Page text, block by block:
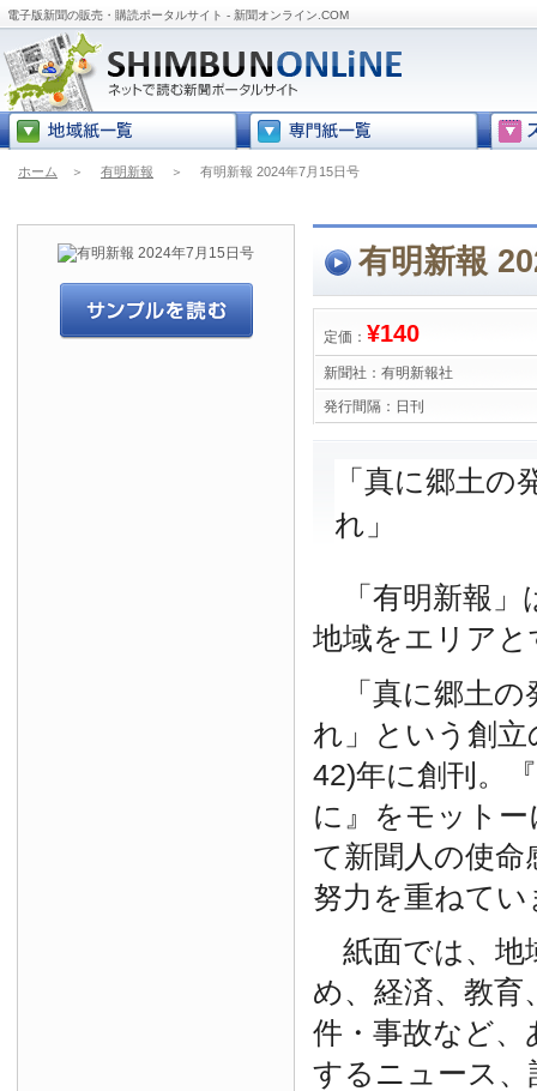
電子版新聞の販売・購読ポータルサイト - 新聞オンライン.COM
ホーム ＞ 有明新報 ＞ 有明新報 2024年7月15日号
有明新報
定価： ¥140
新聞社： 有明新報社
発行間隔： 日刊
「真に郷土の
れ」
「有明新報」
地域をエリア
「真に郷土の
れ」という創
42)年に創刊。
に』をモット
て新聞人の使命
努力を重ねてい
紙面では、地
め、経済、教育
件・事故など
するニュース